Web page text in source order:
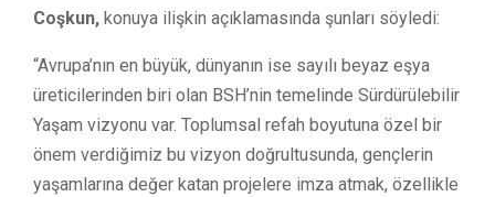
Coşkun, konuya ilişkin açıklamasında şunları söyledi:
“Avrupa’nın en büyük, dünyanın ise sayılı beyaz eşya
üreticilerinden biri olan BSH’nin temelinde Sürdürülebilir
Yaşam vizyonu var. Toplumsal refah boyutuna özel bir
önem verdiğimiz bu vizyon doğrultusunda, gençlerin
yaşamlarına değer katan projelere imza atmak, özellikle